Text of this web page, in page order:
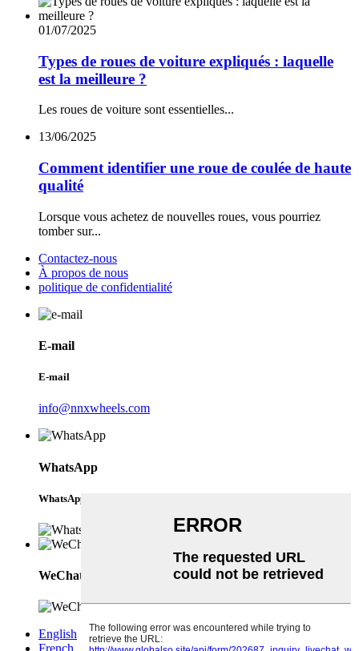
01/07/2025
Types de roues de voiture expliqués : laquelle
est la meilleure ?
Les roues de voiture sont essentielles...
13/06/2025
Comment identifier une roue de coulée de haute
qualité
Lorsque vous achetez de nouvelles roues, vous pourriez
tomber sur...
Contactez-nous
À propos de nous
politique de confidentialité
E-mail
E-mail
info@nnxwheels.com
WhatsApp
WhatsApp
WeChat
English